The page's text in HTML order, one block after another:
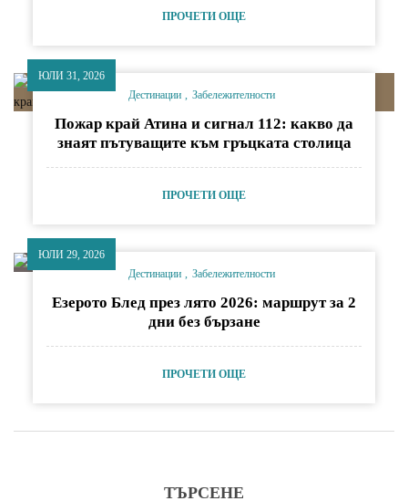
ТЪРСЕНЕ
ПРОЧЕТИ ОЩЕ
ЮЛИ 31, 2026
Дестинации
Забележителности
Пожар край Атина и сигнал 112: какво да
знаят пътуващите към гръцката столица
ПРОЧЕТИ ОЩЕ
ЮЛИ 29, 2026
Дестинации
Забележителности
Езерото Блед през лято 2026: маршрут за 2
дни без бързане
ПРОЧЕТИ ОЩЕ